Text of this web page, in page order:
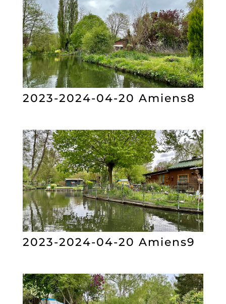
2023-2024-04-20 Amiens8
2023-2024-04-20 Amiens9